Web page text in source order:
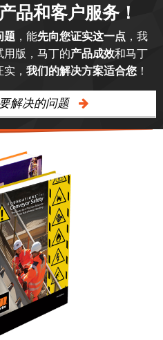
品和客户服务！
题 ，能先向您证实这一点 ，我
用版，马丁的产品成效和马丁
， 我们的解决方案适合您 ！
解决的问题